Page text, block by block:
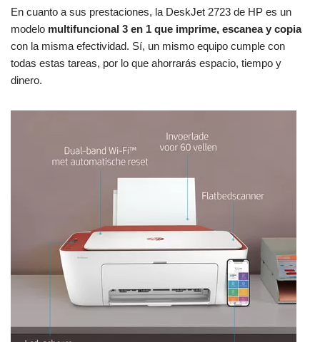
En cuanto a sus prestaciones, la DeskJet 2723 de HP es un
modelo multifuncional 3 en 1 que imprime, escanea y copia
con la misma efectividad. Sí, un mismo equipo cumple con
todas estas tareas, por lo que ahorrarás espacio, tiempo y
dinero.